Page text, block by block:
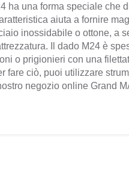
ha una forma speciale
aiuta a fornire
inossidabile o ottone, a
Il dado M24 è
o prigionieri con una
fare ciò, puoi utilizzare
negozio online Grand